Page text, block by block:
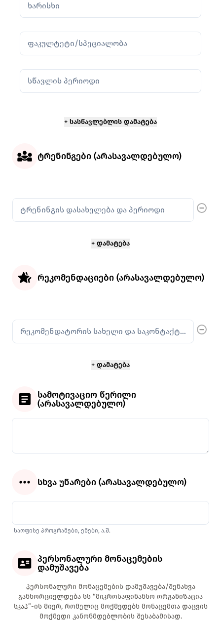
ხარისხი
ფაკულტეტი/სპეციალობა
სწავლის პერიოდი
ტრენინგები (არასავალდებულო)
ტრენინგის დასახელება და პერიოდი
რეკომენდაციები (არასავალდებულო)
რეკომენდატორის სახელი და საკონტაქტო ინფო
სამოტივაციო წერილი
(არასავალდებულო)
სხვა უნარები (არასავალდებულო)
საოფისე პროგრამები, ენები, ა.შ.
პერსონალური მონაცემების
დამუშავება
პერსონალური მონაცემების დამუშავება/შენახვა
განხორციელდება სს “მიკროსაფინანსო ორგანიზაცია
სკაპ”-ის მიერ, რომელიც მოქმედებს მონაცემთა დაცვის
მოქმედი კანონმდებლობის შესაბამისად.